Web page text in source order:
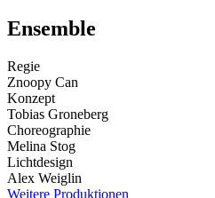
Ensemble
Regie
Znoopy Can
Konzept
Tobias Groneberg
Choreographie
Melina Stog
Lichtdesign
Alex Weiglin
Weitere Produktionen